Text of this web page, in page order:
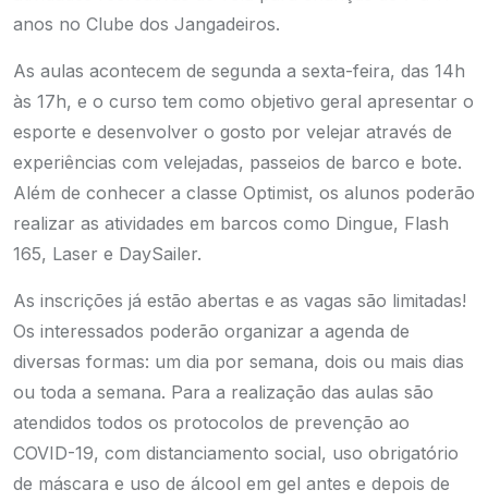
anos no Clube dos Jangadeiros.
As aulas acontecem de segunda a sexta-feira, das 14h
às 17h, e o curso tem como objetivo geral apresentar o
esporte e desenvolver o gosto por velejar através de
experiências com velejadas, passeios de barco e bote.
Além de conhecer a classe Optimist, os alunos poderão
realizar as atividades em barcos como Dingue, Flash
165, Laser e DaySailer.
As inscrições já estão abertas e as vagas são limitadas!
Os interessados poderão organizar a agenda de
diversas formas: um dia por semana, dois ou mais dias
ou toda a semana. Para a realização das aulas são
atendidos todos os protocolos de prevenção ao
COVID-19, com distanciamento social, uso obrigatório
de máscara e uso de álcool em gel antes e depois de